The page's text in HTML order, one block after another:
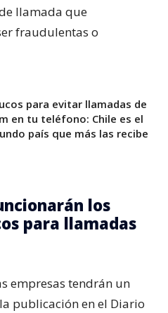
llamada que
fraudulentas o
para evitar llamadas de
en tu teléfono: Chile es el
país que más las recibe
los
para llamadas
empresas tendrán un
publicación en el Diario